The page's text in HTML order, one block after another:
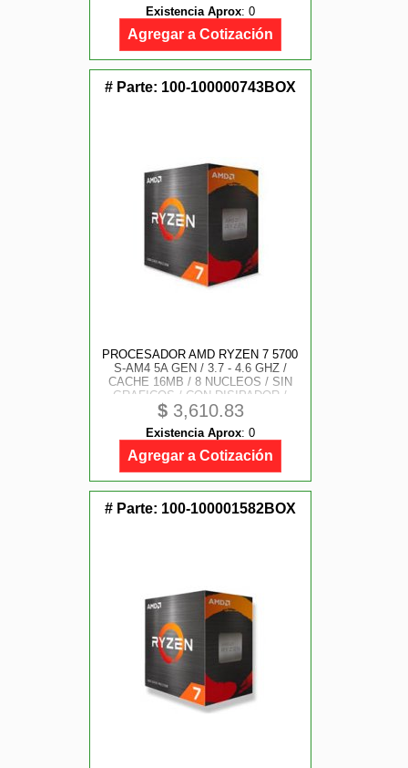
Existencia Aprox: 0
Agregar a Cotización
# Parte: 100-100000743BOX
PROCESADOR AMD RYZEN 7 5700
S-AM4 5A GEN / 3.7 - 4.6 GHZ /
CACHE 16MB / 8 NUCLEOS / SIN
GRAFICOS / CON DISIPADOR /
GAME ALTO
$3,610.83
Existencia Aprox: 0
Agregar a Cotización
# Parte: 100-100001582BOX